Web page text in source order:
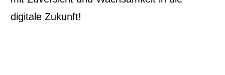
digitale Zukunft!